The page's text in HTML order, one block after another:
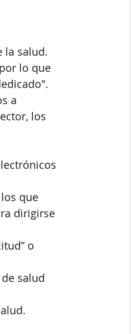
la salud.
lo que
a
los
que
dirigirse
o
salud